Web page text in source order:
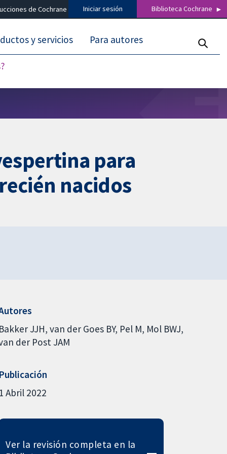
de Cochrane Iniciar sesión Biblioteca Cochrane
y servicios Para autores
para
nacidos
Bakker JJH van der Goes BY Pel M Mol BWJ
der Post JAM
Publicación
1 Abril 2022
Ver la revisión completa en la